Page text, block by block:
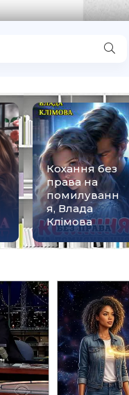
Кохання без
права на
помилуванн
я, Влада
Клімова